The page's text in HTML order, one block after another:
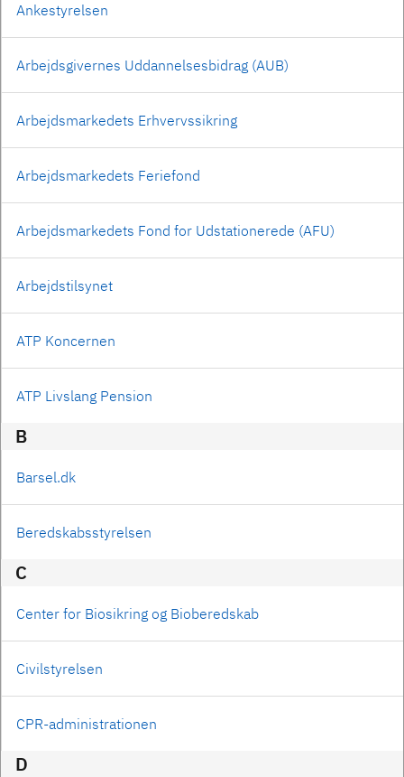
Ankestyrelsen
Arbejdsgivernes Uddannelsesbidrag (AUB)
Arbejdsmarkedets Erhvervssikring
Arbejdsmarkedets Feriefond
Arbejdsmarkedets Fond for Udstationerede (AFU)
Arbejdstilsynet
ATP Koncernen
ATP Livslang Pension
B
Barsel.dk
Beredskabsstyrelsen
C
Center for Biosikring og Bioberedskab
Civilstyrelsen
CPR-administrationen
D